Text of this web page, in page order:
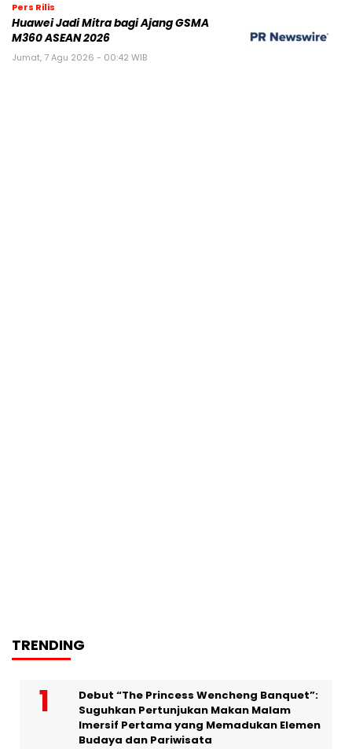
Pers Rilis
Huawei Jadi Mitra bagi Ajang GSMA
M360 ASEAN 2026
Jumat, 7 Agu 2026 - 00:42 WIB
TRENDING
Debut “The Princess Wencheng Banquet”:
Suguhkan Pertunjukan Makan Malam
Imersif Pertama yang Memadukan Elemen
Budaya dan Pariwisata